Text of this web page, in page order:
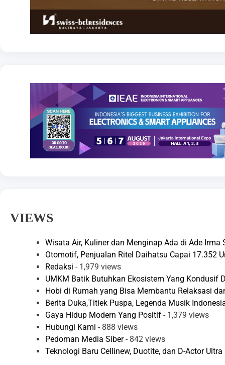
VIEWS
Wisata Air, Kuliner dan Menginap Ada di Ade Irma
Otomotif, Penjualan Ritel Daihatsu Capai 17.352
Redaksi - 1,979 views
UMKM Batik Butuhkan Ekosistem Yang Kondusif
Hobi di Rumah yang Bisa Membantu Relaksasi
Berita Duka,Titiek Puspa, Legenda Musik
Gaya Hidup Modern Yang Positif - 1,379 views
Hubungi Kami - 888 views
Pedoman Media Siber- 842 views
Teknologi Baru Cellinew, Duotite, dan D-Actor